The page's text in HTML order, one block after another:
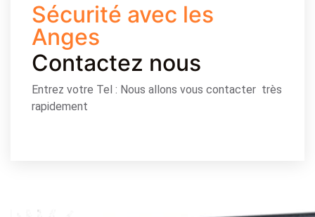
Sécurité avec les
Anges
Contactez nous
Entrez votre Tel : Nous allons vous contacter très
rapidement